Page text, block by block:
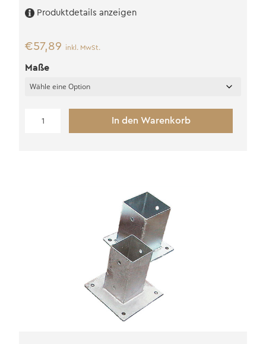
Produktdetails anzeigen
€57,89 inkl. MwSt.
Maße
Fundamentsockel
In den Warenkorb